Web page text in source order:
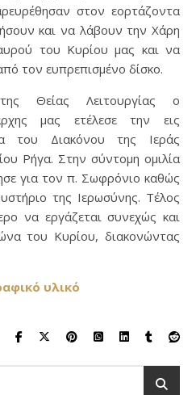
στον εορτάζοντα
και να λάβουν την Χάρη
του Κυρίου μας και να
τον ευπρεπισμένο δίσκο.
Θείας Λειτουργίας ο
μας ετέλεσε την εις
του Διακόνου της Ιεράς
Ρήγα. Στην σύντομη ομιλία
για τον π. Σωφρόνιο καθώς
της Ιερωσύνης. Τέλος
να εργάζεται συνεχώς και
του Κυρίου, διακονώντας
υλικό